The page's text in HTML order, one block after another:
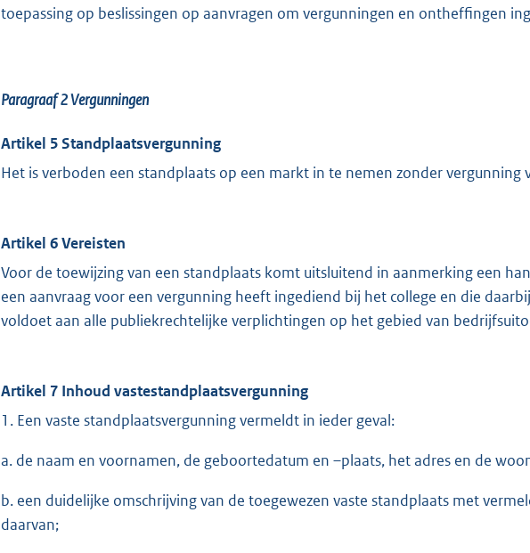
toepassing op beslissingen op aanvragen om vergunningen en ontheffingen
Paragraaf 2Vergunningen
Artikel 5 Standplaatsvergunning
Het is verboden een standplaats op een markt in te nemen zonder vergunning
Artikel 6 Vereisten
Voor de toewijzing van een standplaats komt uitsluitend in aanmerking een
een aanvraag voor een vergunning heeft ingediend bij het college en die
voldoet aan alle publiekrechtelijke verplichtingen op het gebied van
Artikel 7 Inhoud vastestandplaatsvergunning
1. Een vaste standplaatsvergunning vermeldt in ieder geval:
a. de naam en voornamen, de geboortedatum en –plaats, het adres en de
b. een duidelijke omschrijving van de toegewezen vaste standplaats met
daarvan;